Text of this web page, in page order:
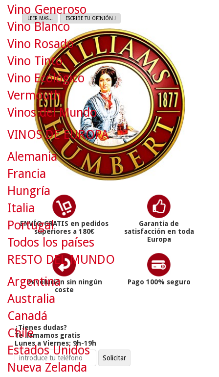
LEER MAS... ESCRIBE TU OPINIÓN !
ENVÍO GRATIS en pedidos
superiores a 180€
Garantía de
satisfacción en toda
Europa
Devolución sin ningún
coste
Pago 100% seguro
¿Tienes dudas?
Te llamamos gratis
Lunes a Viernes: 9h-19h
Vino Generoso
Vino Blanco
Vino Rosado
Vino Tinto
Vino Ecológico
Vermouth
Vinos del Mundo
VINOS DE EUROPA
Alemania
Francia
Hungría
Italia
Portugal
Todos los países
RESTO DEL MUNDO
Argentina
Australia
Canadá
Chile
Estados Unidos
Nueva Zelanda